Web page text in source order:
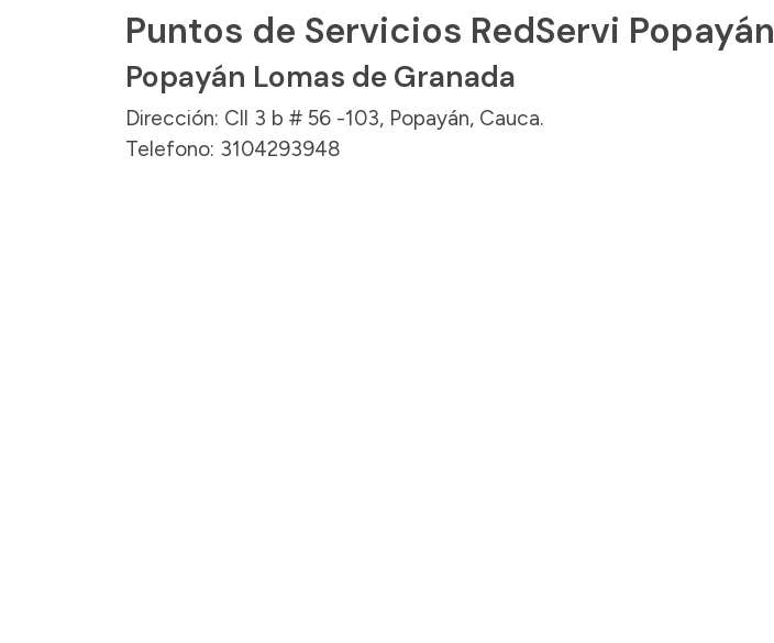
Puntos de Servicios RedServi Popayán
Popayán Lomas de Granada
Dirección: Cll 3 b # 56 -103, Popayán, Cauca.
Telefono: 3104293948